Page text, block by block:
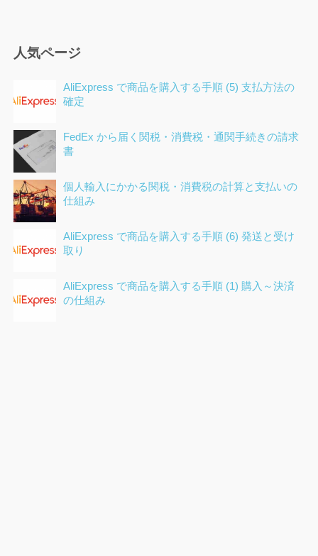
人気ページ
AliExpress で商品を購入する手順 (5) 支払方法の
確定
FedEx から届く関税・消費税・通関手続きの請求
書
個人輸入にかかる関税・消費税の計算と支払いの
仕組み
AliExpress で商品を購入する手順 (6) 発送と受け
取り
AliExpress で商品を購入する手順 (1) 購入～決済
の仕組み